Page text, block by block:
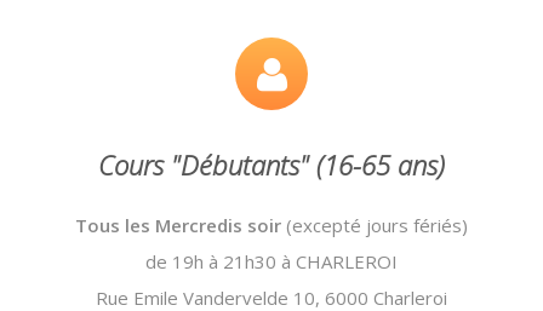
Cours "Débutants" (16-65 ans)
Tous les Mercredis soir (excepté jours fériés)
de 19h à 21h30 à CHARLEROI
Rue Emile Vandervelde 10, 6000 Charleroi